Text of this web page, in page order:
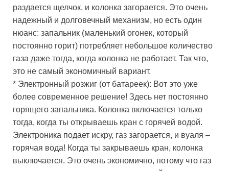
раздается щелчок, и колонка загорается. Это очень
надежный и долговечный механизм, но есть один
нюанс: запальник (маленький огонек, который
постоянно горит) потребляет небольшое количество
газа даже тогда, когда колонка не работает. Так что,
это не самый экономичный вариант.
* Электронный розжиг (от батареек): Вот это уже
более современное решение! Здесь нет постоянно
горящего запальника. Колонка включается только
тогда, когда ты открываешь кран с горячей водой.
Электроника подает искру, газ загорается, и вуаля –
горячая вода! Когда ты закрываешь кран, колонка
выключается. Это очень экономично, потому что газ